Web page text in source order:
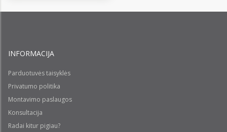
INFORMACIJA
Parduotuvės taisyklės
Privatumo politika
Montavimo paslaugos
Konsultacija
Radai kitur pigiau?